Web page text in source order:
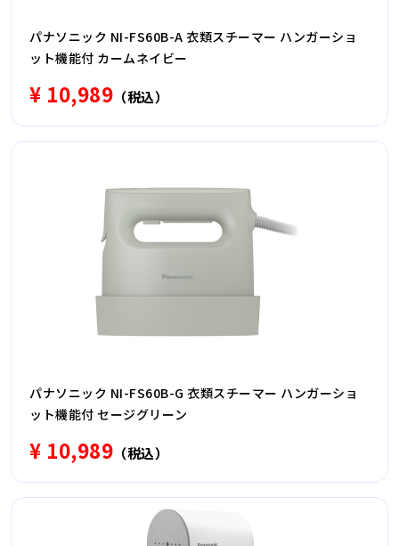
パナソニック NI-FS60B-A 衣類スチーマー ハンガーショ
ット機能付 カームネイビー
¥ 10,989 （税込）
パナソニック NI-FS60B-G 衣類スチーマー ハンガーショ
ット機能付 セージグリーン
¥ 10,989 （税込）